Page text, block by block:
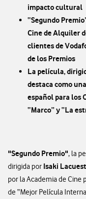
impacto cultural
“Segundo
Cine de Alquiler
clientes de
de los Premios
La película,
destaca como
español para los
“Marco” y “La
"Segundo Premio", la
dirigida por Isaki
por la Academia de Cine
de “Mejor Película